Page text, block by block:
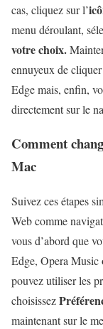
cas, cliquez sur l’
menu déroulant,
votre choix.
ennuyeux de
Edge mais, enfin,
directement sur le
Comment
Mac
Suivez ces étapes
Web comme
vous d’abord que
Edge, Opera Music
pouvez utiliser les
choisissez
maintenant sur le